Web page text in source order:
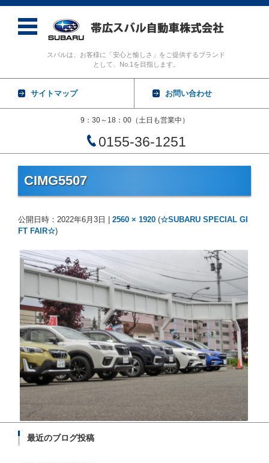
スバルは、お客様に「安心と愉しさ」をご提供するブランド
として、No.1を目指します。
サイトマップ お問い合わせ
9：30～18：00（土日も営業中）
0155-36-1251
コンテンツに移動
CIMG5507
公開日時： 2022年6月3日 2560 × 1920 (☆SUBARU SPECIAL GI
FT FAIR☆)
最近のブログ投稿